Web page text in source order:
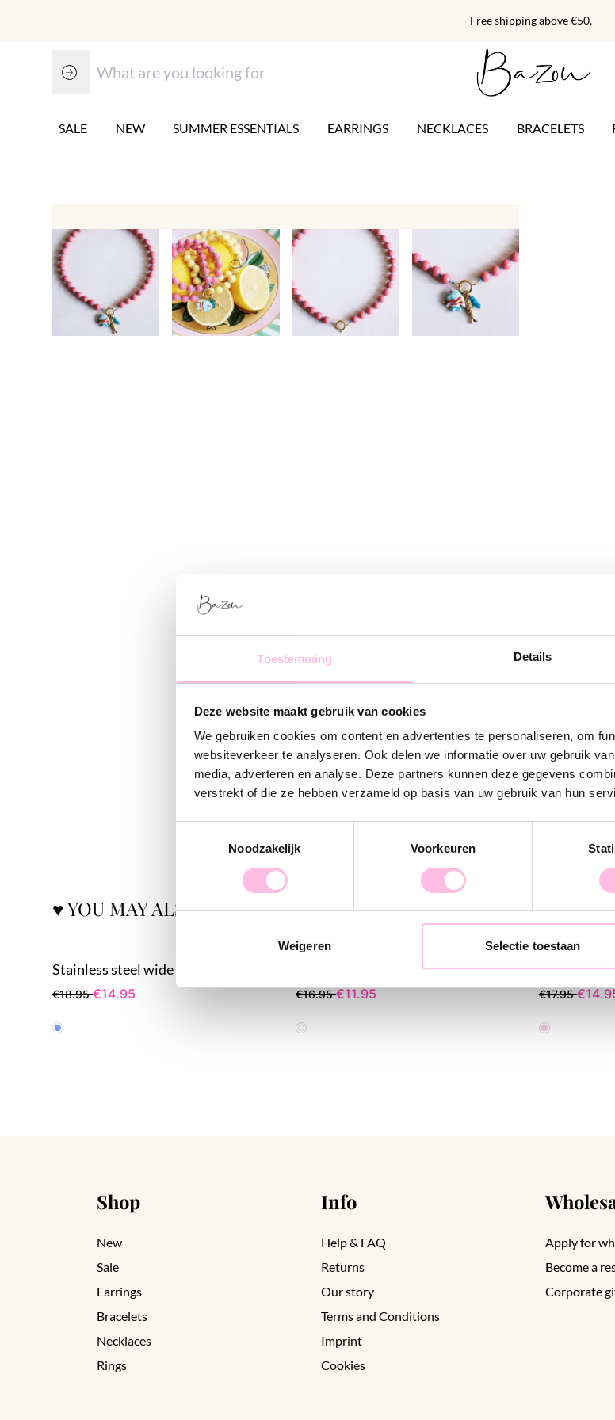
Toestemming Details
Deze website maakt gebruik van cookies
We gebruiken cookies om content en advertenties te personaliseren, om
websiteverkeer te analyseren. Ook delen we informatie over uw gebruik
media, adverteren en analyse. Deze partners kunnen deze gegevens
verstrekt of die ze hebben verzameld op basis van uw gebruik van hun
Noodzakelijk
Voorkeuren
Weigeren Selectie toestaan
Free shipping above €50,-
SALE NEW SUMMER ESSENTIALS EARRINGS NECKLACES BRACELETS
♥ YOU MAY ALSO LOVE...
€18.95€14.95
Stainless steel hoop earrings with round fish charm - cream
€16.95€11.95 €17.95
Shop
New
Sale
Earrings
Bracelets
Necklaces
Rings
Info
Help & FAQ
Returns
Our story
Terms and Conditions
Imprint
Cookies
Apply for
Become a
Corporate